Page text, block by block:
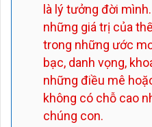
là lý tưởng đời
những giá trị của
trong những ước
bạc, danh vọng,
những điều mê
không có chỗ cao
chúng con.